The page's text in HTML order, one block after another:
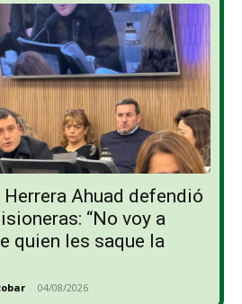
Ahuad defendió
“No voy a
quien les saque la
- 04/08/2026